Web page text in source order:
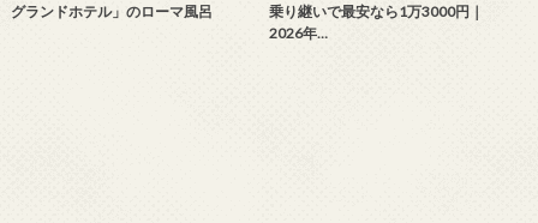
グランドホテル」のローマ風呂
乗り継いで最安なら1万3000円｜
2026年…